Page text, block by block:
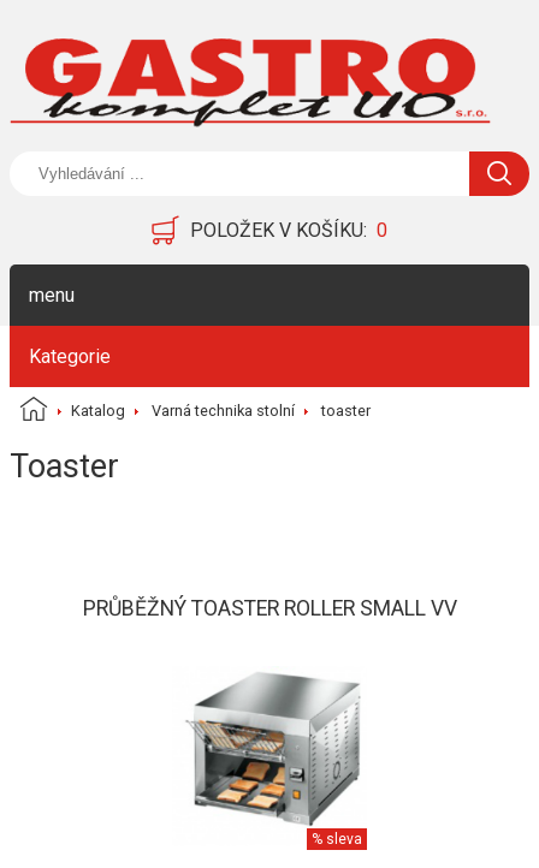
POLOŽEK V KOŠÍKU: 0
menu
Kategorie
Katalog Varná technika stolní toaster
Toaster
PRŮBĚŽNÝ TOASTER ROLLER SMALL VV
% sleva